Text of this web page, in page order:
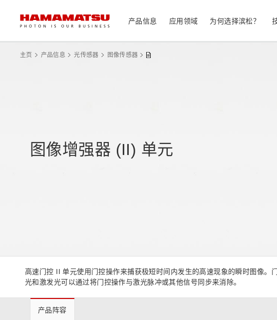
产品信息 应用领域 为何选择滨松？
产品信息
激光器
应用领域
技术支持
联系我们 资料中心
关于滨松
可持续发展 滨松概况
投资者
社长致辞 投资者日历
主页 产品信息 光传感器 图像传感器
图像增强器 (II) 单元
高速门控 II 单元使用门控操作来捕获极短时间内发生的高速现象的瞬时图像
光和激发光可以通过将门控操作与激光脉冲或其他信号同步来消除。
产品阵容